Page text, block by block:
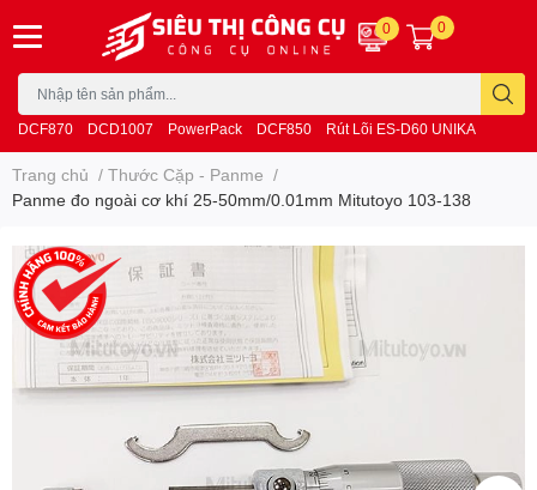
DCF870 DCD1007 PowerPack DCF850 Rút Lõi ES-D60 UNIKA
0 0
Trang chủ / Thước Cặp - Panme /
Panme đo ngoài cơ khí 25-50mm/0.01mm Mitutoyo 103-138